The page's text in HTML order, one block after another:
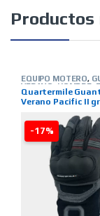
Productos
-17%
EQUIPO MOTERO,
VERANO
HOMBRE
LINE,MARCAS ,
Quartermile
Verano Pacific II